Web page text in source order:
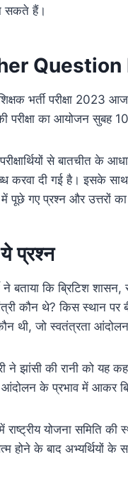
सकते हैं।
भर्ती परीक्षा 2023
परीक्षा का आयोजन सुबह
से बातचीत के
करवा दी गई है। इसके
पूछे गए प्रश्न और उत्तरों
ये प्रश्न
ने बताया कि ब्रिटिश
कौन थे? किस स्थान
थी, जो स्वतंत्रता
झांसी की रानी को यह
के प्रभाव में आकर
योजना समिति की
होने के बाद अभ्यर्थियों